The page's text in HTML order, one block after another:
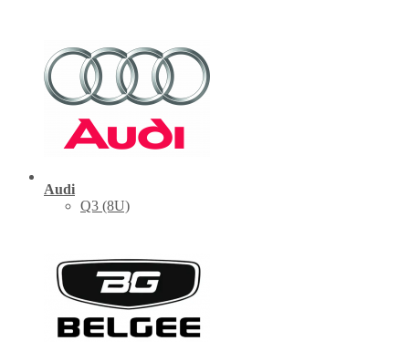
Audi
Q3 (8U)